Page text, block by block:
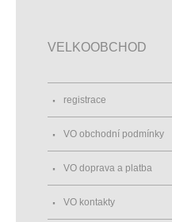
VELKOOBCHOD
registrace
VO obchodní podmínky
VO doprava a platba
VO kontakty